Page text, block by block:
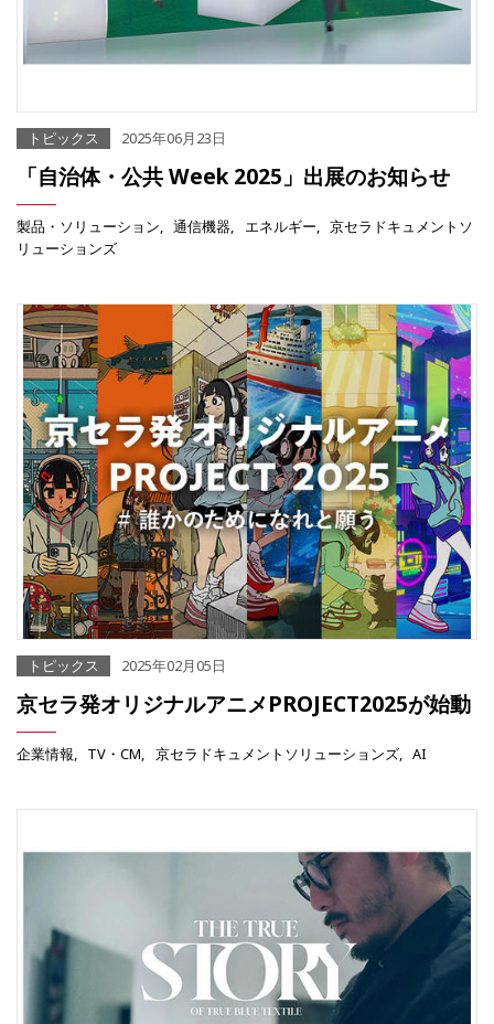
トピックス 2025年06月23日
「自治体・公共 Week 2025」出展のお知らせ
製品・ソリューション 通信機器 エネルギー
京セラドキュメントソ
リューションズ
トピックス 2025年02月05日
京セラ発オリジナルアニメPROJECT2025が始動
企業情報 TV・CM 京セラドキュメントソリューションズ AI